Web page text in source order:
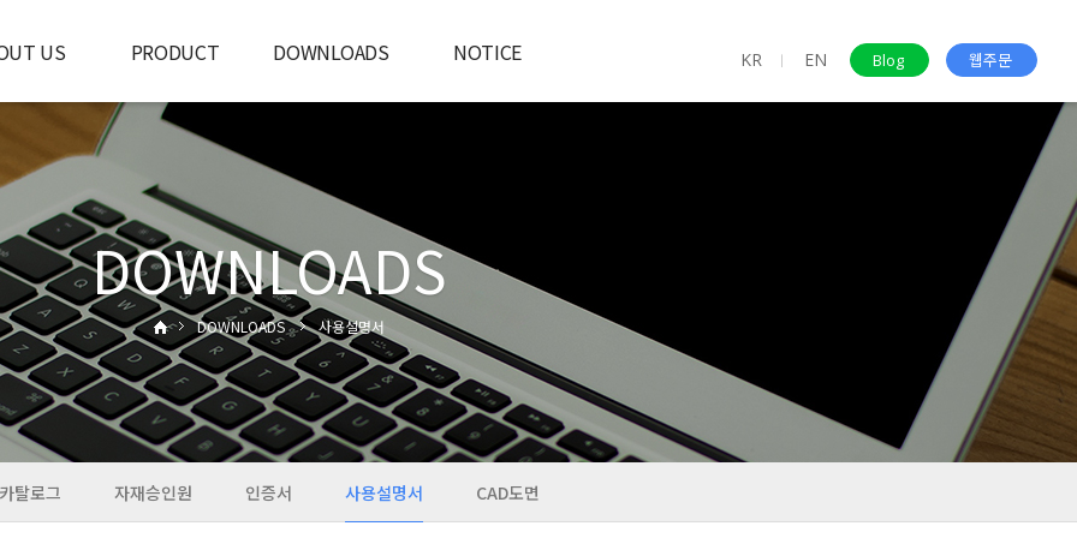
KR ㅣ EN Blog 웹주문
US
가치
채용
는길
PRODUCT
특수차단기
전자접촉기
분전반
배선기구
DOWNLOADS
자재승인원
인증서
CAD도면
NOTICE
DOWNLOADS
DOWNLOADS 사용설명서
카탈로그 자재승인원 인증서 사용설명서 CAD도면